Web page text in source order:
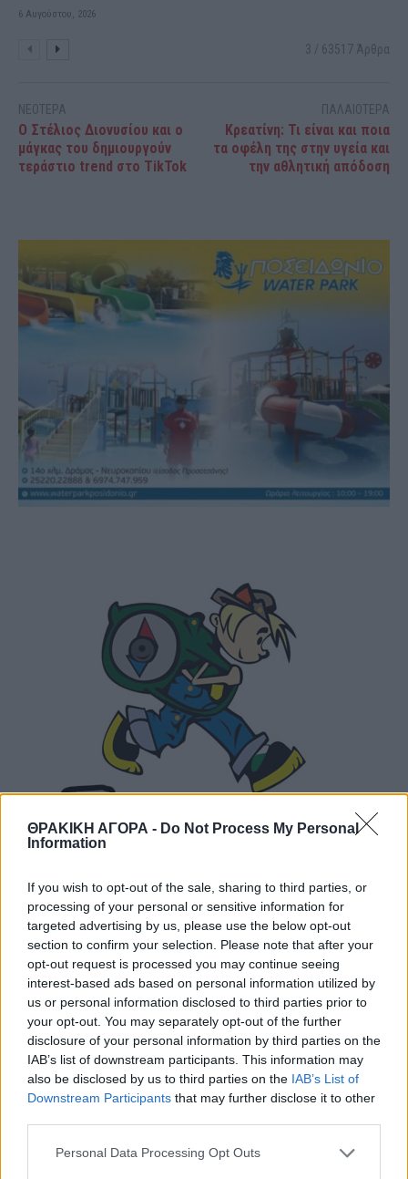
ΘΡΑΚΙΚΗ ΑΓΟΡΑ - Do Not Process My Personal
Information
If you wish to opt-out of the sale, sharing to third parties, or
processing of your personal or sensitive information for
targeted advertising by us, please use the below opt-out
section to confirm your selection. Please note that after your
opt-out request is processed you may continue seeing
interest-based ads based on personal information utilized by
us or personal information disclosed to third parties prior to
your opt-out. You may separately opt-out of the further
disclosure of your personal information by third parties on the
IAB’s list of downstream participants. This information may
also be disclosed by us to third parties on the IAB’s List of
Downstream Participants that may further disclose it to other
Personal Data Processing Opt Outs
6 Αυγούστου, 2026
3 / 63517 Άρθρα
ΝΕΟΤΕΡΑ
Ο Στέλιος Διονυσίου και ο
μάγκας του δημιουργούν
τεράστιο trend στο TikTok
ΠΑΛΑΙΟΤΕΡΑ
Κρεατίνη: Τι είναι και ποια
τα οφέλη της στην υγεία και
την αθλητική απόδοση